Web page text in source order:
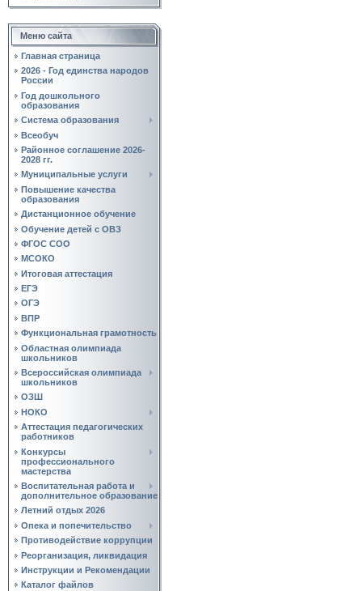
Меню сайта
Главная страница
2026 - Год единства народов
России
Год дошкольного
образования
Система образования
Всеобуч
Районное соглашение 2026-
2028 гг.
Муниципальные услуги
Повышение качества
образования
Дистанционное обучение
Обучение детей с ОВЗ
ФГОС СОО
МСОКО
Итоговая аттестация
ЕГЭ
ОГЭ
ВПР
Функциональная грамотность
Областная олимпиада
школьников
Всероссийская олимпиада
школьников
ОЗШ
НОКО
Аттестация педагогических
работников
Конкурсы
профессионального
мастерства
Воспитательная работа и
дополнительное образование
Летний отдых 2026
Опека и попечительство
Противодействие коррупции
Реорганизация, ликвидация
Инструкции и Рекомендации
Каталог файлов